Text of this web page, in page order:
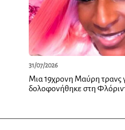
31/07/2026
Μια 19χρονη Μαύρη τρανς
δολοφονήθηκε στη